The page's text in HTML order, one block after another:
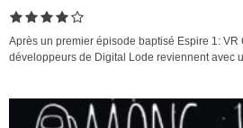
Après un premier épisode baptisé Espire 1: VR
développeurs de Digital Lode reviennent avec